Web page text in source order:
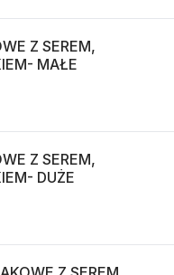
Z SEREM,
MAŁE
Z SEREM,
DUŻE